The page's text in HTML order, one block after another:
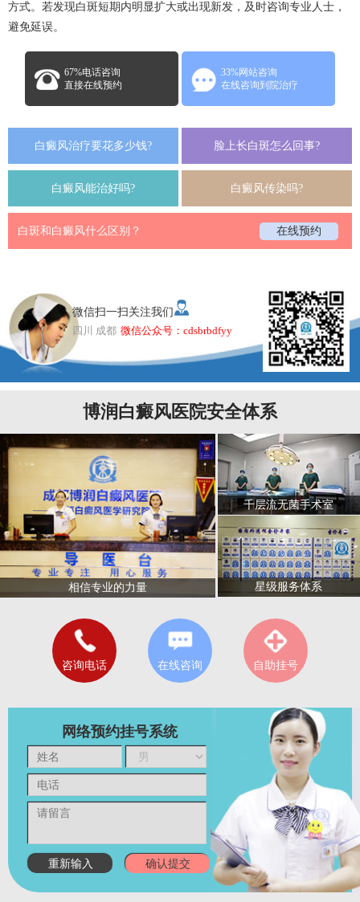
方式。若发现白斑短期内明显扩大或出现新发，及时咨询专业人士，
避免延误。
67%电话咨询
直接在线预约
33%网站咨询
在线咨询到院治疗
白癜风治疗要花多少钱? 脸上长白斑怎么回事?
白癜风能治好吗? 白癜风传染吗?
白斑和白癜风什么区别？ 在线预约
微信扫一扫关注我们
四川 成都 微信公众号：cdsbrbdfyy
博润白癜风医院安全体系
相信专业的力量
千层流无菌手术室
星级服务体系
咨询电话 在线咨询 自助挂号
网络预约挂号系统